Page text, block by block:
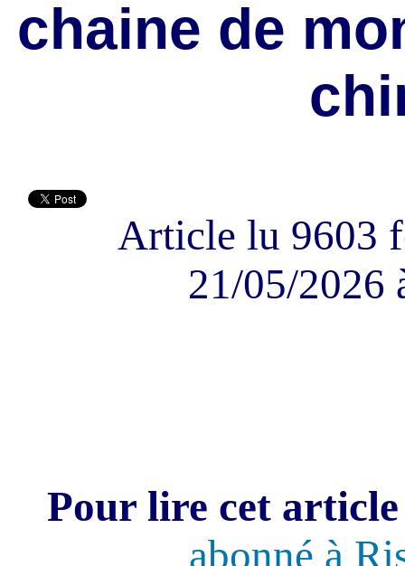
chaine de
Article lu 9603
21/05/2026
Pour lire cet
abonné à